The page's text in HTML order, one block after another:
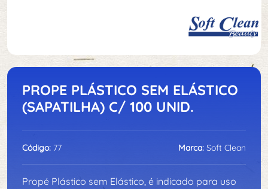
PROPE PLÁSTICO SEM ELÁSTICO
(SAPATILHA) C/ 100 UNID.
Código: 77 Marca: Soft Clean
Propé Plástico sem Elástico, é indicado para uso